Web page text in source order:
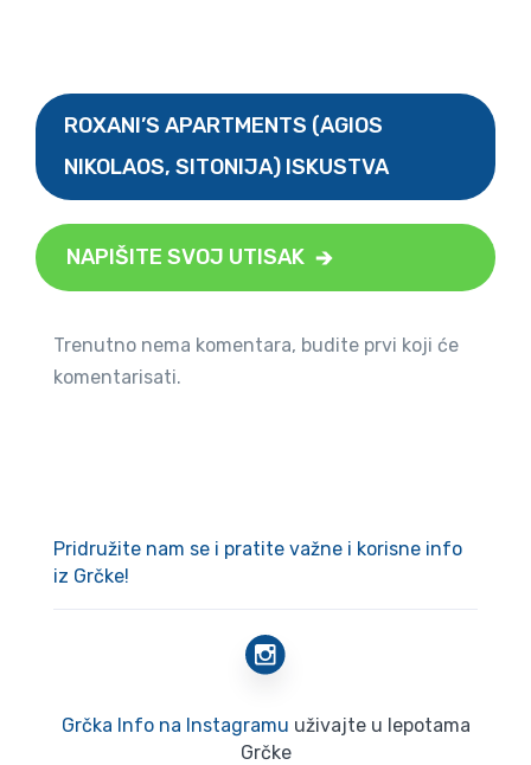
ROXANI’S APARTMENTS (AGIOS
NIKOLAOS, SITONIJA) ISKUSTVA
NAPIŠITE SVOJ UTISAK
Trenutno nema komentara, budite prvi koji će
komentarisati.
Pridružite nam se i pratite važne i korisne info
iz Grčke!
Grčka Info na Instagramu uživajte u lepotama
Grčke